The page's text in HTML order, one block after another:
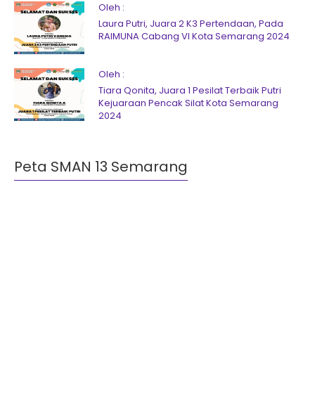
Oleh :
Laura Putri, Juara 2 K3 Pertendaan, Pada
RAIMUNA Cabang VI Kota Semarang 2024
Oleh :
Tiara Qonita, Juara 1 Pesilat Terbaik Putri
Kejuaraan Pencak Silat Kota Semarang
2024
Peta SMAN 13 Semarang